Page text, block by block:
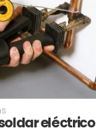
eléctrico